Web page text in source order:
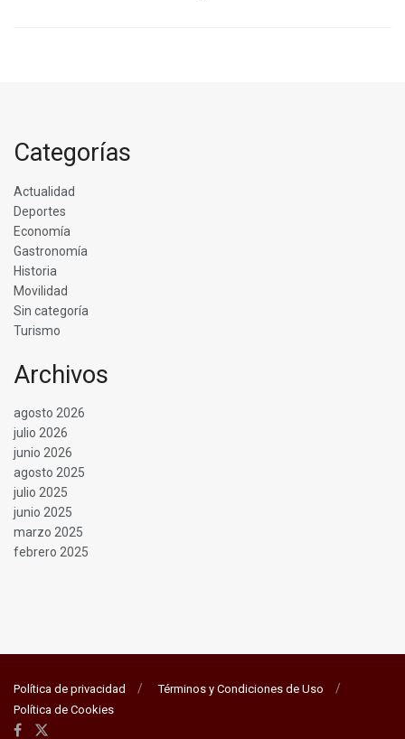
Categorías
Actualidad
Deportes
Economía
Gastronomía
Historia
Movilidad
Sin categoría
Turismo
Archivos
agosto 2026
julio 2026
junio 2026
agosto 2025
julio 2025
junio 2025
marzo 2025
febrero 2025
Política de privacidad
Términos y Condiciones de Uso
Política de Cookies